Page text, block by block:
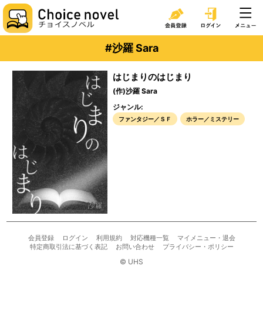
#沙羅 Sara
はじまりのはじまり
(作)沙羅 Sara
ジャンル:
ファンタジー／ＳＦ ホラー／ミステリー
会員登録 ログイン 利用規約 対応機種一覧
マイメニュー・退会
特定商取引法に基づく表記
お問い合わせ プライバシー・ポリシー
© UHS